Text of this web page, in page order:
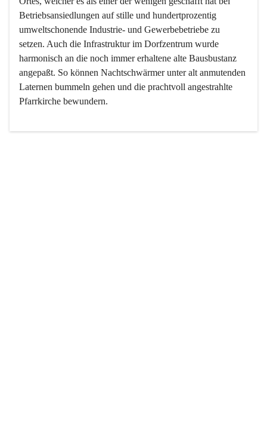
Betriebsansiedlungen auf stille und hundertprozentig
umweltschonende Industrie- und Gewerbebetriebe zu
setzen. Auch die Infrastruktur im Dorfzentrum wurde
harmonisch an die noch immer erhaltene alte Bausbustanz
angepaßt. So können Nachtschwärmer unter alt anmutenden
Laternen bummeln gehen und die prachtvoll angestrahlte
Pfarrkirche bewundern.
Der Weinbau dominert heute nicht mehr, ist aber integrativer